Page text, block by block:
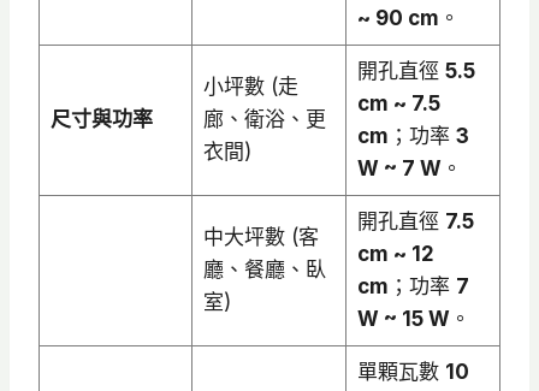
~ 90 cm 。
尺寸與功率
小坪數 (走
廊、衛浴、更
衣間)
開孔直徑 5.5
cm ~ 7.5
cm ；功率 3
W ~ 7 W。
中大坪數 (客
廳、餐廳、臥
室)
開孔直徑 7.5
cm ~ 12
cm ；功率 7
W ~ 15 W。
單顆瓦數 10